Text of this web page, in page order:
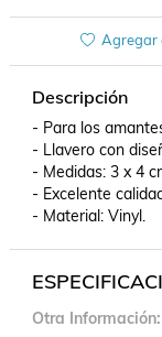
Agregar
Descripción
- Para los
- Llavero con
- Medidas: 3 x 4
- Excelente
- Material: Vinyl.
Otra Información